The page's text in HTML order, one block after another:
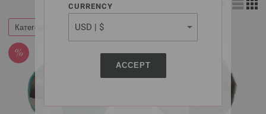
CURRENCY
ACCEPT
Категории Фильтр по